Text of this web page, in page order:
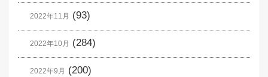
2022年11月 (93)
2022年10月 (284)
2022年9月 (200)